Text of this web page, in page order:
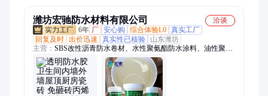
潍坊宏驰防水材料有限公司
洽谈
6年 厂 安心购 综合体验L0 真实工厂
回复及时 出价迅速 真实性已核验
山东潍坊
主营： SBS改性沥青防水卷材、水性聚氨酯防水涂料、油性聚氨
酯防水涂料、聚合物水泥js防水涂料、非固化橡胶沥青防水涂
料、水泥基渗透结晶防水涂料、乳化沥青防水涂料、非沥青基自
粘胶膜防水卷材、种植屋面耐根穿刺防水卷材、自粘改性沥青防
水卷材、Pvc聚氯乙烯防水卷材、Tpo防水卷材、Eva防水卷材、